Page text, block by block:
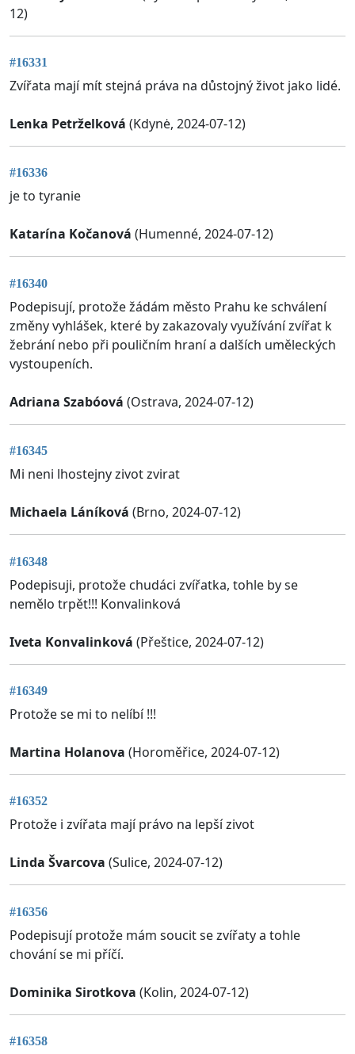
12)
#16331
Zvířata mají mít stejná práva na důstojný život jako lidé.
Lenka Petrželková (Kdynė, 2024-07-12)
#16336
je to tyranie
Katarína Kočanová (Humenné, 2024-07-12)
#16340
Podepisují, protože žádám město Prahu ke schválení
změny vyhlášek, které by zakazovaly využívání zvířat k
žebrání nebo při pouličním hraní a dalších uměleckých
vystoupeních.
Adriana Szabóová (Ostrava, 2024-07-12)
#16345
Mi neni lhostejny zivot zvirat
Michaela Láníková (Brno, 2024-07-12)
#16348
Podepisuji, protože chudáci zvířatka, tohle by se
nemělo trpět!!! Konvalinková
Iveta Konvalinková (Přeštice, 2024-07-12)
#16349
Protože se mi to nelíbí !!!
Martina Holanova (Horoměřice, 2024-07-12)
#16352
Protože i zvířata mají právo na lepší zivot
Linda Švarcova (Sulice, 2024-07-12)
#16356
Podepisují protože mám soucit se zvířaty a tohle
chování se mi příčí.
Dominika Sirotkova (Kolin, 2024-07-12)
#16358